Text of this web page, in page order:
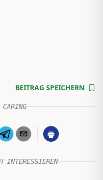
BEITRAG SPEICHERN
INTERESSIEREN